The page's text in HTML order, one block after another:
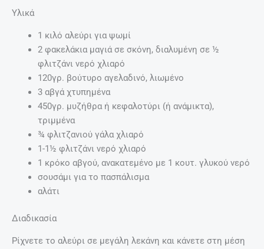
Υλικά
1 κιλό αλεύρι για ψωμί
2 φακελάκια μαγιά σε σκόνη, διαλυμένη σε ½
φλιτζάνι νερό χλιαρό
120γρ. βούτυρο αγελαδινό, λιωμένο
3 αβγά χτυπημένα
450γρ. μυζήθρα ή κεφαλοτύρι (ή ανάμικτα),
τριμμένα
¾ φλιτζανιού γάλα χλιαρό
1-1½ φλιτζάνι νερό χλιαρό
1 κρόκο αβγού, ανακατεμένο με 1 κουτ. γλυκού νερό
σουσάμι για το πασπάλισμα
αλάτι
Διαδικασία
Ρίχνετε το αλεύρι σε μεγάλη λεκάνη και κάνετε στη μέση